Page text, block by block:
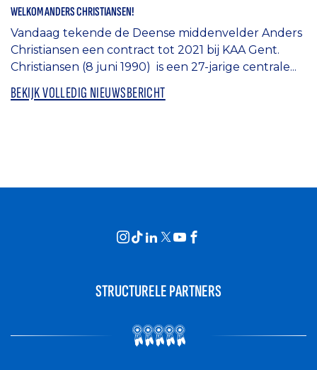
WELKOM ANDERS CHRISTIANSEN!
Vandaag tekende de Deense middenvelder Anders
Christiansen een contract tot 2021 bij KAA Gent.
Christiansen (8 juni 1990) is een 27-jarige centrale...
BEKIJK VOLLEDIG NIEUWSBERICHT
STRUCTURELE PARTNERS